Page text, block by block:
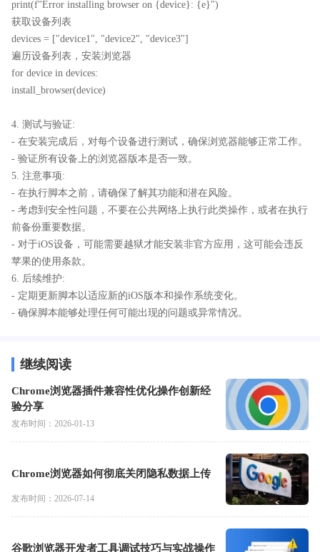
print(f"Error installing browser on {device}: {e}")
获取设备列表
devices = ["device1", "device2", "device3"]
遍历设备列表，安装浏览器
for device in devices:
install_browser(device)
4. 测试与验证:
- 在安装完成后，对每个设备进行测试，确保浏览器能够正常工作。
- 验证所有设备上的浏览器版本是否一致。
5. 注意事项:
- 在执行脚本之前，请确保了解其功能和潜在风险。
- 考虑到安全性问题，不要在公共网络上执行此类操作，或者在执行
前备份重要数据。
- 对于iOS设备，可能需要越狱才能安装非官方应用，这可能会违反
苹果的使用条款。
6. 后续维护:
- 定期更新脚本以适应新的iOS版本和操作系统变化。
- 确保脚本能够处理任何可能出现的问题或异常情况。
继续阅读
Chrome浏览器插件兼容性优化操作创新经
验分享
发布时间：2026-01-13
Chrome浏览器如何彻底关闭隐私数据上传
发布时间：2026-07-14
谷歌浏览器开发者工具调试技巧与实战操作